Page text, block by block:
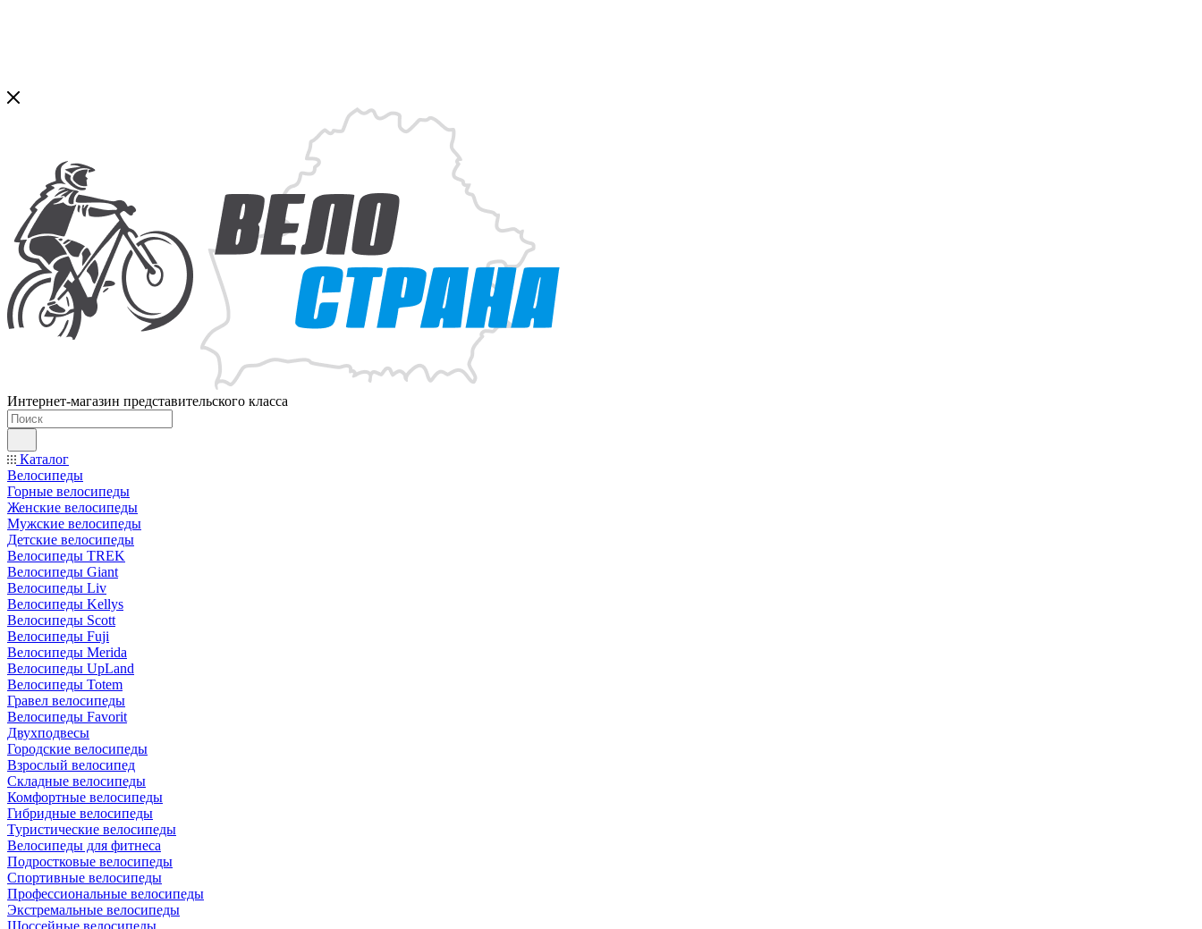
Интернет-магазин представительского класса
Каталог
Велосипеды
Горные велосипеды
Женские велосипеды
Мужские велосипеды
Детские велосипеды
Велосипеды TREK
Велосипеды Giant
Велосипеды Liv
Велосипеды Kellys
Велосипеды Scott
Велосипеды Fuji
Велосипеды Merida
Велосипеды UpLand
Велосипеды Totem
Гравел велосипеды
Велосипеды Favorit
Двухподвесы
Городские велосипеды
Взрослый велосипед
Складные велосипеды
Комфортные велосипеды
Гибридные велосипеды
Туристические велосипеды
Велосипеды для фитнеса
Подростковые велосипеды
Спортивные велосипеды
Профессиональные велосипеды
Экстремальные велосипеды
Шоссейные велосипеды